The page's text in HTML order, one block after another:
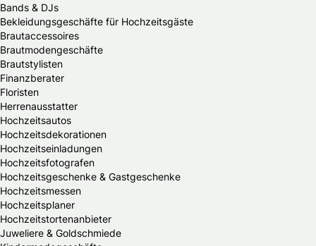
Bands & DJs
Bekleidungsgeschäfte für Hochzeitsgäste
Brautaccessoires
Brautmodengeschäfte
Brautstylisten
Finanzberater
Floristen
Herrenausstatter
Hochzeitsautos
Hochzeitsdekorationen
Hochzeitseinladungen
Hochzeitsfotografen
Hochzeitsgeschenke & Gastgeschenke
Hochzeitsmessen
Hochzeitsplaner
Hochzeitstortenanbieter
Juweliere & Goldschmiede